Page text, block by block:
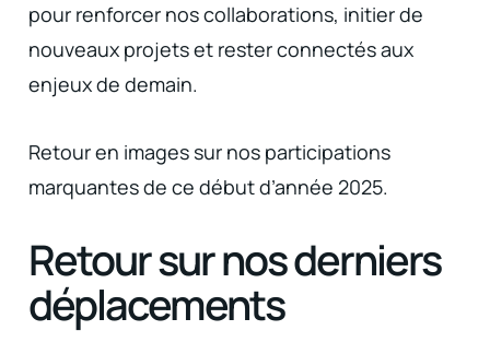
pour renforcer nos collaborations, initier de
nouveaux projets et rester connectés aux
enjeux de demain.
Retour en images sur nos participations
marquantes de ce début d’année 2025.
Retour sur nos derniers
déplacements